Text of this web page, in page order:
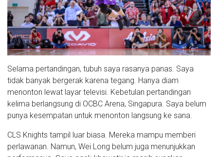
Selama pertandingan, tubuh saya rasanya panas. Saya
tidak banyak bergerak karena tegang. Hanya diam
menonton lewat layar televisi. Kebetulan pertandingan
kelima berlangsung di OCBC Arena, Singapura. Saya belum
punya kesempatan untuk menonton langsung ke sana.
CLS Knights tampil luar biasa. Mereka mampu memberi
perlawanan. Namun, Wei Long belum juga menunjukkan